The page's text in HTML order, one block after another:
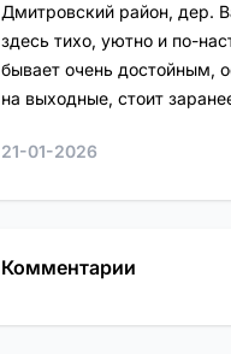
Дмитровский район, дер.
здесь тихо, уютно и по-
бывает очень достойным,
на выходные, стоит
21-01-2026
Комментарии